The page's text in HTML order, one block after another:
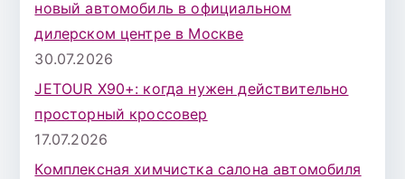
новый автомобиль в официальном
дилерском центре в Москве
30.07.2026
JETOUR X90+: когда нужен действительно
просторный кроссовер
17.07.2026
Комплексная химчистка салона автомобиля